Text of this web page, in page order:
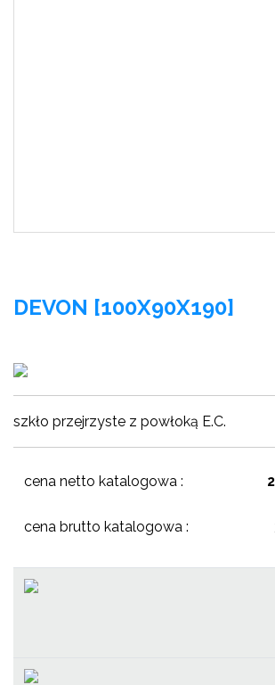
DEVON [100X90X190]
szkło przejrzyste z powłoką E.C.
cena netto katalogowa :
cena brutto katalogowa :